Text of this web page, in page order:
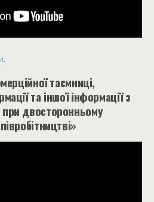
.
таємниці,
та іншої інформації з
двосторонньому